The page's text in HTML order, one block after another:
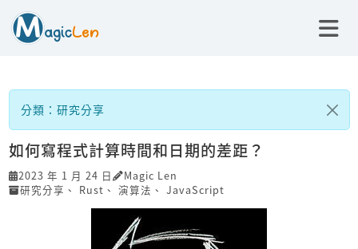
分類：研究分享
如何寫程式計算時間和日期的差距？
2023 年 1 月 24 日
Magic Len
研究分享 、 Rust 、 演算法 、 JavaScript